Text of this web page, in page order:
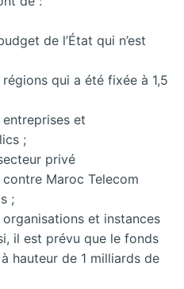
de l’État qui n’est
qui a été fixée à 1,5
et
;
privé
contre Maroc Telecom
;
et instances
il est prévu que le fonds
hauteur de 1 milliards de